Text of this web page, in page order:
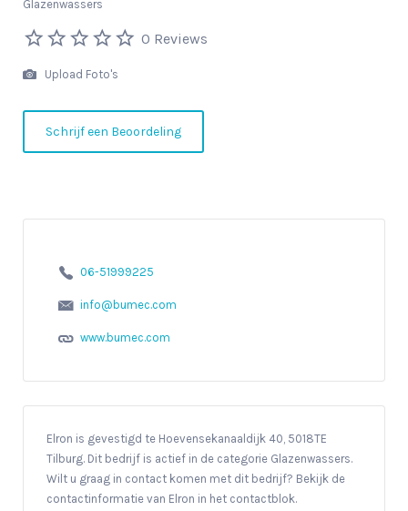
Glazenwassers
0 Reviews
Upload Foto's
Schrijf een Beoordeling
06-51999225
info@bumec.com
www.bumec.com
Elron is gevestigd te Hoevensekanaaldijk 40, 5018TE
Tilburg. Dit bedrijf is actief in de categorie Glazenwassers.
Wilt u graag in contact komen met dit bedrijf? Bekijk de
contactinformatie van Elron in het contactblok.